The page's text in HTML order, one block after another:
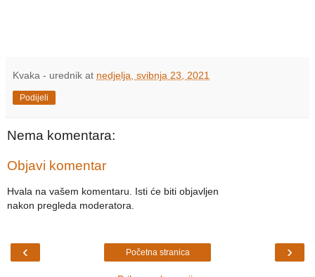
Kvaka - urednik at nedjelja, svibnja 23, 2021
Podijeli
Nema komentara:
Objavi komentar
Hvala na vašem komentaru. Isti će biti objavljen
nakon pregleda moderatora.
‹ ›
Početna stranica